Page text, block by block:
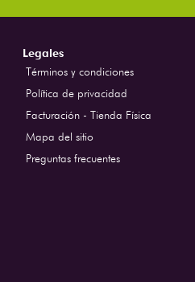
Legales
Términos y condiciones
Política de privacidad
Facturación - Tienda Física
Mapa del sitio
Preguntas frecuentes